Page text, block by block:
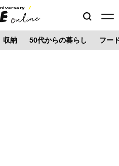
収納 50代からの暮らし フー